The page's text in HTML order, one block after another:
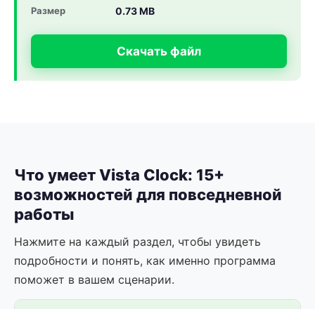
Размер 0.73 MB
Скачать файл
Что умеет Vista Clock: 15+
возможностей для повседневной
работы
Нажмите на каждый раздел, чтобы увидеть
подробности и понять, как именно программа
поможет в вашем сценарии.